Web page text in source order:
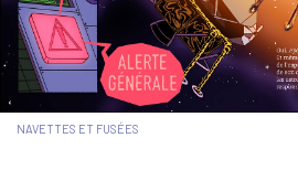
NAVETTES ET FUSÉES